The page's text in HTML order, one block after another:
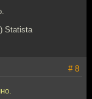
Statista
# 8